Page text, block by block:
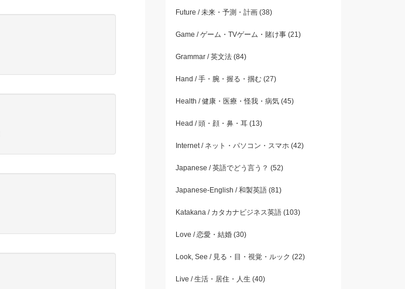
Future / 未来・予測・計画(38)
Game / ゲーム・TVゲーム・賭け事(21)
Grammar / 英文法(84)
Hand / 手・腕・握る・掴む(27)
Health / 健康・医療・怪我・病気(45)
Head / 頭・顔・鼻・耳(13)
Internet / ネット・パソコン・スマホ(42)
Japanese / 英語でどう言う？ (52)
Japanese-English / 和製英語(81)
Katakana / カタカナビジネス英語(103)
Love / 恋愛・結婚(30)
Look, See / 見る・目・視覚・ルック (22)
Live / 生活・居住・人生 (40)